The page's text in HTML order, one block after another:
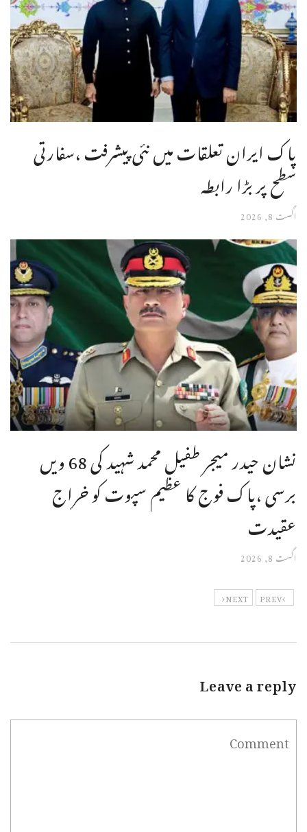
پاک ایران تعلقات میں نئی پیشرفت ،سفارتی
سطح پر بڑا رابطہ
اگست 8, 2026
نشان حیدر میجر طفیل محمد شہید کی 68 ویں
برسی ،پاک فوج کا عظیم سپوت کو خراج
عقیدت
اگست 8, 2026
PREV
NEXT
Leave a reply